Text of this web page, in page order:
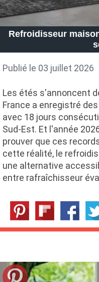
Refroidisseur
Publié le 03 juillet 2026
Les étés s'annoncent
France a enregistré
avec 18 jours
Sud-Est. Et l'année
prouver que ces
cette réalité, le
une alternative
entre rafraîchisseur